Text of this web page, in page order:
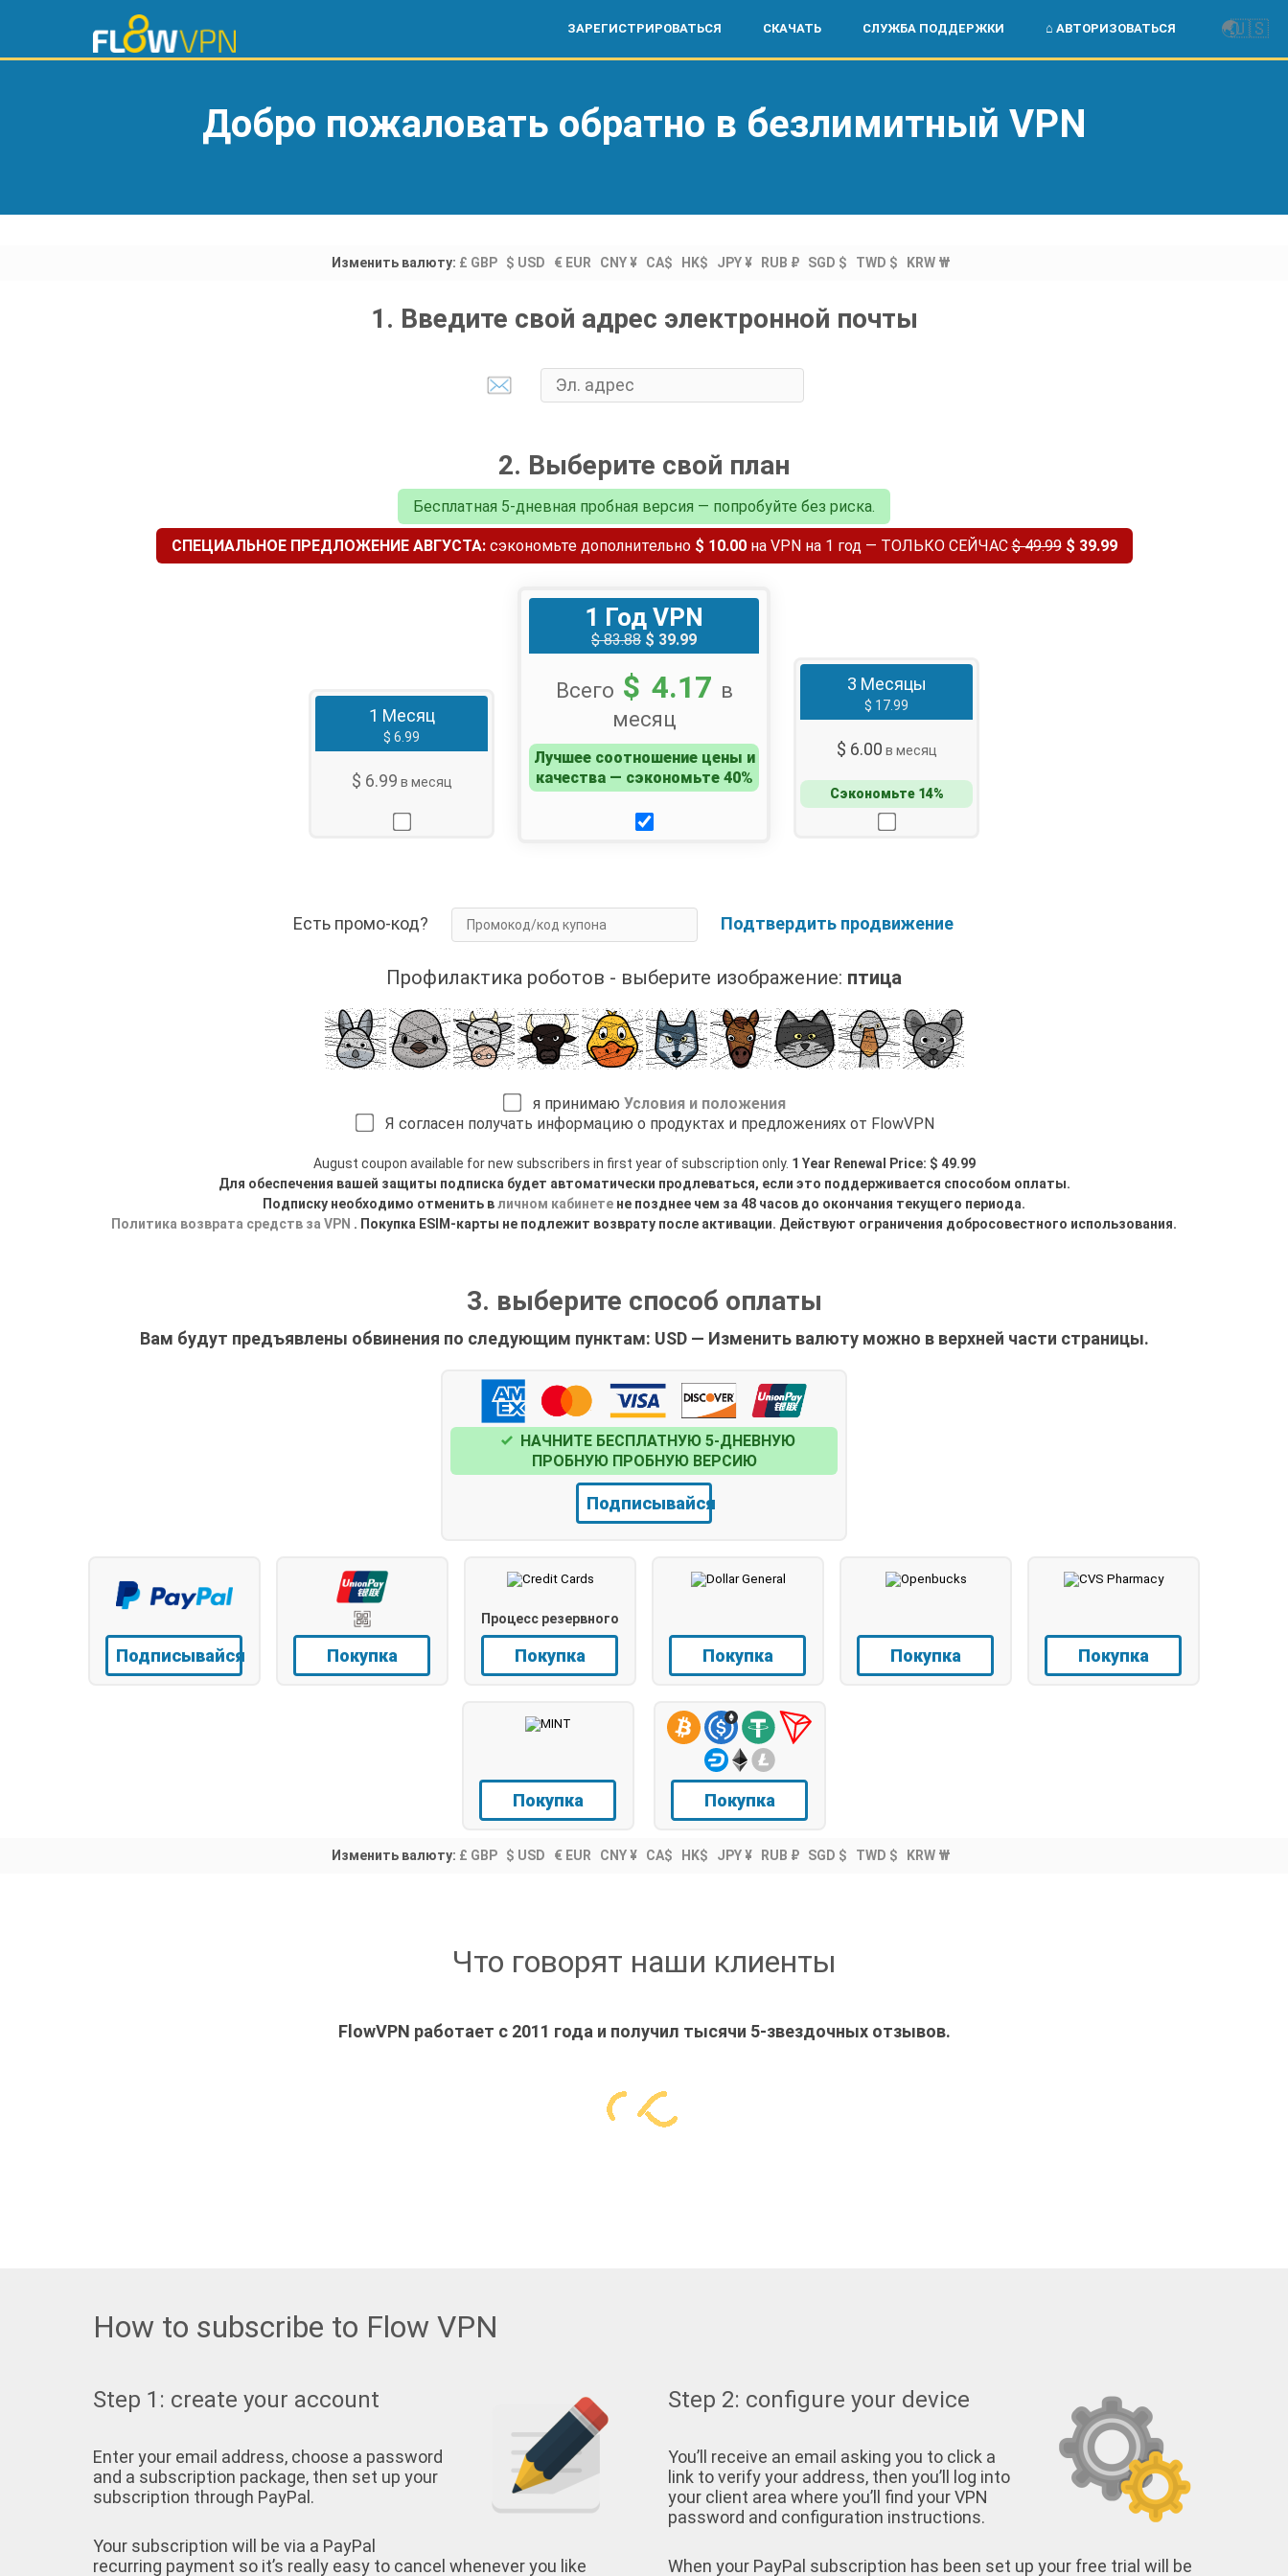
🌏🇺🇸
ЗАРЕГИСТРИРОВАТЬСЯ СКАЧАТЬ СЛУЖБА ПОДДЕРЖКИ ⌂ АВТОРИЗОВАТЬСЯ
Добро пожаловать обратно в безлимитный VPN
Изменить валюту: £ GBP $ USD € EUR CNY ¥ CA$ HK$ JPY ¥ RUB ₽ SGD $ TWD $ KRW ₩
1. Введите свой адрес электронной почты
2. Выберите свой план
Бесплатная 5-дневная пробная версия — попробуйте без риска.
СПЕЦИАЛЬНОЕ ПРЕДЛОЖЕНИЕ АВГУСТА:сэкономьте дополнительно $ 10.00на VPN на 1 год — ТОЛЬКО СЕЙЧАС$ 49.99 $ 39.99
1 Месяц
$ 6.99
$ 6.99 в месяц
1 Год VPN
$ 83.88 $ 39.99
Всего $ 4.17 в
месяц
Лучшее соотношение цены и
качества — сэкономьте 40%
3 Месяцы
$ 17.99
$ 6.00 в месяц
Сэкономьте 14%
Есть промо-код? Подтвердить продвижение
Профилактика роботов - выберите изображение: птица
я принимаю Условия и положения
Я согласен получать информацию о продуктах и предложениях от FlowVPN
August coupon available for new subscribers in first year of subscription only. 1 Year Renewal Price: $ 49.99
Для обеспечения вашей защиты подписка будет автоматически продлеваться, если это поддерживается способом оплаты.
Подписку необходимо отменить вличном кабинете не позднее чем за 48 часов до окончания текущего периода.
Политика возврата средств за VPN . Покупка ESIM-карты не подлежит возврату после активации. Действуют ограничения добросовестного использования.
3. выберите способ оплаты
Вам будут предъявлены обвинения по следующим пунктам: USD — Изменить валюту можно в верхней части страницы.
НАЧНИТЕ БЕСПЛАТНУЮ 5-ДНЕВНУЮ
ПРОБНУЮ ПРОБНУЮ ВЕРСИЮ
Подписывайся
Подписывайся Покупка
Процесс резервного
копирования
Покупка Покупка Покупка Покупка
Покупка Покупка
Изменить валюту: £ GBP $ USD € EUR CNY ¥ CA$ HK$ JPY ¥ RUB ₽ SGD $ TWD $ KRW ₩
Что говорят наши клиенты
FlowVPN работает с 2011 года и получил тысячи 5-звездочных отзывов.
How to subscribe to Flow VPN
Step 1: create your account
Enter your email address, choose a password
and a subscription package, then set up your
subscription through PayPal.
Your subscription will be via a PayPal
recurring payment so it’s really easy to cancel whenever you like
Step 2: configure your device
You’ll receive an email asking you to click a
link to verify your address, then you’ll log into
your client area where you’ll find your VPN
password and configuration instructions.
When your PayPal subscription has been set up your free trial will be